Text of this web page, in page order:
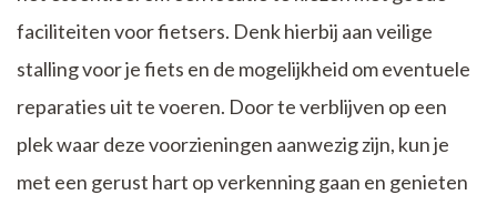
faciliteiten voor fietsers. Denk hierbij aan veilige
stalling voor je fiets en de mogelijkheid om eventuele
reparaties uit te voeren. Door te verblijven op een
plek waar deze voorzieningen aanwezig zijn, kun je
met een gerust hart op verkenning gaan en genieten